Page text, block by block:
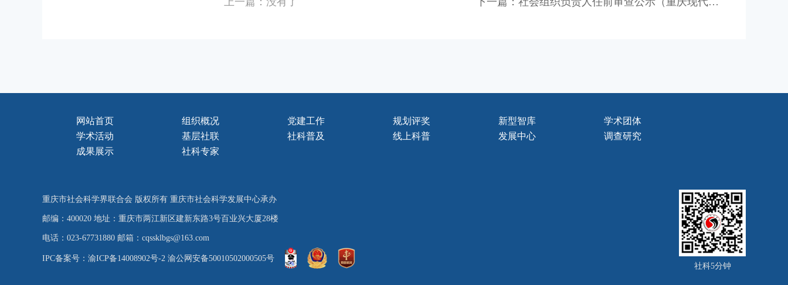
网站首页 组织概况 党建工作 规划评奖 新型智库
学术团体
学术活动
基层社联 社科普及 线上科普 发展中心
调查研究
成果展示
社科专家
重庆市社会科学界联合会 版权所有 重庆市社会科学发展中心承办
邮编：400020 地址：重庆市两江新区建新东路3号百业兴大厦28楼
电话：023-67731880 邮箱：cqssklbgs@163.com
IPC备案号：渝ICP备14008902号-2 渝公网安备50010502000505号
社科5分钟